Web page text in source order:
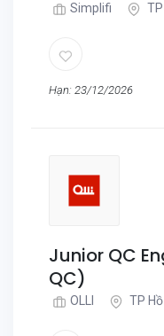
Simplifi
Hạn: 23/12/2026
Junior QC
QC)
OLLI TP